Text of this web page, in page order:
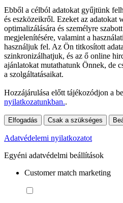
Ebből a célból adatokat gyűjtünk
és eszközeikről. Ezeket az adatokat
optimalizálására és személyre
megjelenítésére, valamint a
használjuk fel. Az Ön titkosított
szinkronizálhatjuk, és az ő online
ajánlatokat mutathatunk Önnek, de
a szolgáltatásaikat.
Hozzájárulása előtt tájékozódjon a
nyilatkozatunkban..
Elfogadás Csak a szükséges
Adatvédelemi nyilatkozatot
Egyéni adatvédelmi beállítások
Customer match marketing